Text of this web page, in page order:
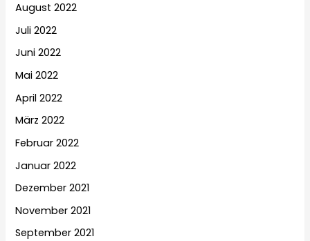
August 2022
Juli 2022
Juni 2022
Mai 2022
April 2022
März 2022
Februar 2022
Januar 2022
Dezember 2021
November 2021
September 2021